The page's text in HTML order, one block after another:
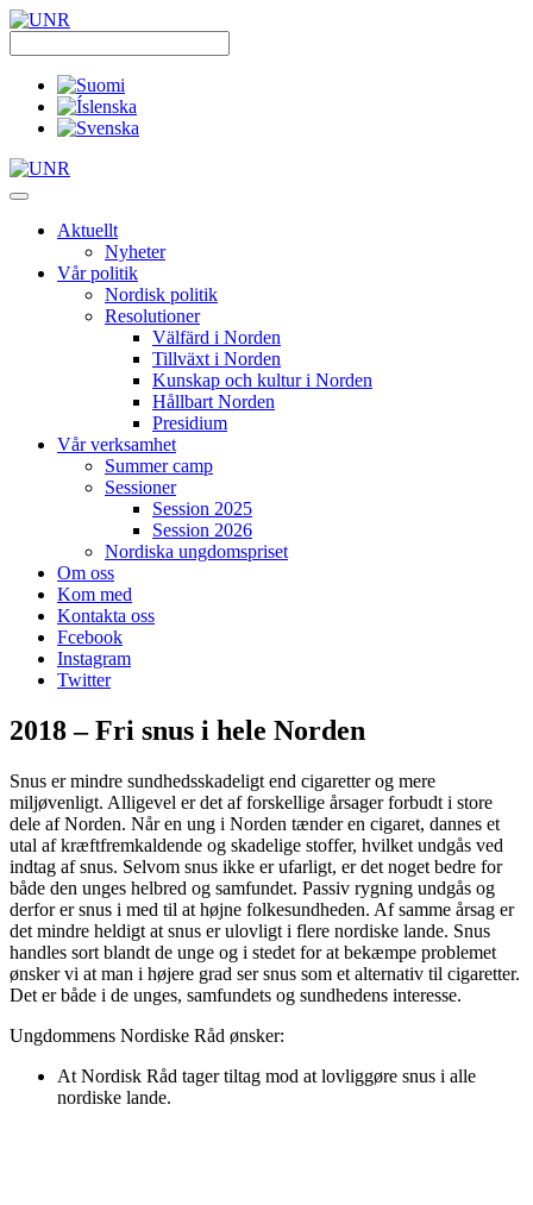
Skip
content
Aktuellt
Nyheter
Vår politik
Nordisk politik
Resolutioner
Välfärd i Norden
Tillväxt i Norden
Kunskap och kultur i Norden
Hållbart Norden
Presidium
Vår verksamhet
Summer camp
Sessioner
Session 2025
Session 2026
Nordiska ungdomspriset
Om oss
Kom med
Kontakta oss
Fcebook
Instagram
Twitter
2018 – Fri snus i hele Norden
Snus er mindre sundhedsskadeligt end cigaretter og mere
miljøvenligt. Alligevel er det af forskellige årsager forbudt i store
dele af Norden. Når en ung i Norden tænder en cigaret, dannes et
utal af kræftfremkaldende og skadelige stoffer, hvilket undgås ved
indtag af snus. Selvom snus ikke er ufarligt, er det noget bedre for
både den unges helbred og samfundet. Passiv rygning undgås og
derfor er snus i med til at højne folkesundheden. Af samme årsag er
det mindre heldigt at snus er ulovligt i flere nordiske lande. Snus
handles sort blandt de unge og i stedet for at bekæmpe problemet
ønsker vi at man i højere grad ser snus som et alternativ til cigaretter.
Det er både i de unges, samfundets og sundhedens interesse.
Ungdommens Nordiske Råd ønsker:
At Nordisk Råd tager tiltag mod at lovliggøre snus i alle
nordiske lande.